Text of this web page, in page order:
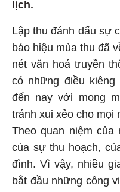
lịch.
Lập thu đánh dấu sự
báo hiệu mùa thu đã
nét văn hoá truyền
có những điều
đến nay với mong
tránh xui xẻo cho mọi
Theo quan niệm
của sự thu hoạch,
đình. Vì vậy, nhiều
bắt đầu những công